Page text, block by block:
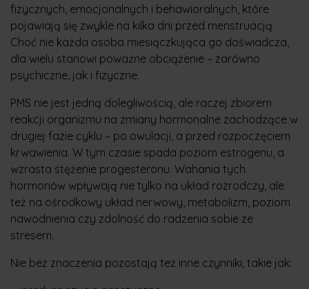
fizycznych, emocjonalnych i behawioralnych, które
pojawiają się zwykle na kilka dni przed menstruacją.
Choć nie każda osoba miesiączkująca go doświadcza,
dla wielu stanowi poważne obciążenie – zarówno
psychiczne, jak i fizyczne.
PMS nie jest jedną dolegliwością, ale raczej zbiorem
reakcji organizmu na zmiany hormonalne zachodzące w
drugiej fazie cyklu – po owulacji, a przed rozpoczęciem
krwawienia. W tym czasie spada poziom estrogenu, a
wzrasta stężenie progesteronu. Wahania tych
hormonów wpływają nie tylko na układ rozrodczy, ale
też na ośrodkowy układ nerwowy, metabolizm, poziom
nawodnienia czy zdolność do radzenia sobie ze
stresem.
Nie bez znaczenia pozostają też inne czynniki, takie jak: